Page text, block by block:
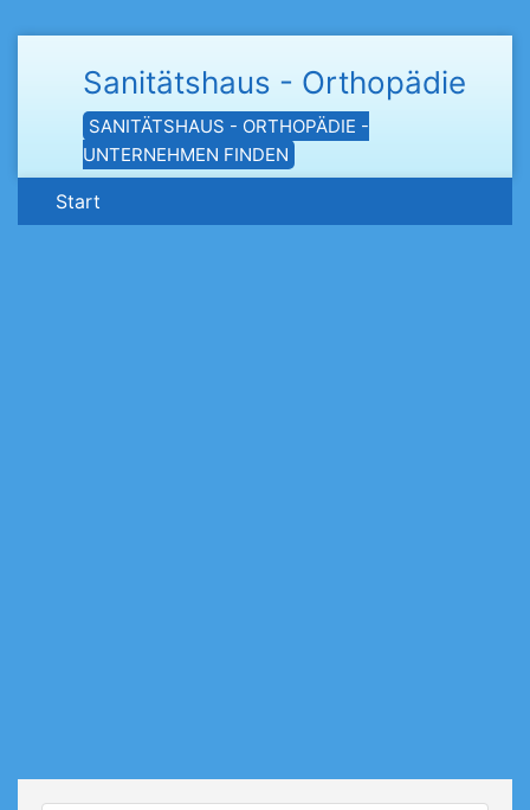
Sanitätshaus - Orthopädie
SANITÄTSHAUS - ORTHOPÄDIE -
UNTERNEHMEN FINDEN
Start